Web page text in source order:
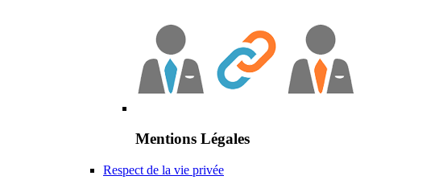
Mentions Légales
Respect de la vie privée